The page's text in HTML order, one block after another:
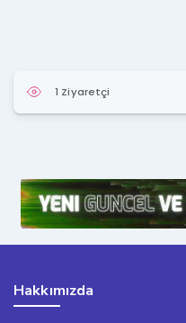
1 Ziyaretçi
Hakkımızda